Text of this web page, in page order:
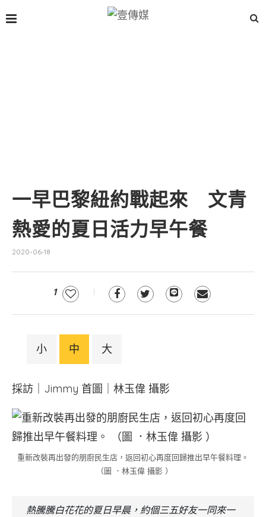
一早巴黎紐約戰起來 文青
熱愛的夏日活力早午餐
2020-06-18
1
小 中 大
採訪｜Jimmy 首圖｜林玉偉 攝影
重新改裝再出發的朋廚民生店，返回初心再度回歸推出早午餐料理。
（圖 ．林玉偉 攝影 ）
熱騰騰白花花的夏日早晨，約個三五好友一同來一